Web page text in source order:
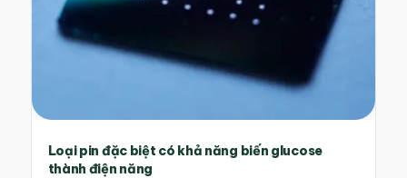
Loại pin đặc biệt có khả năng biến glucose
thành điện năng